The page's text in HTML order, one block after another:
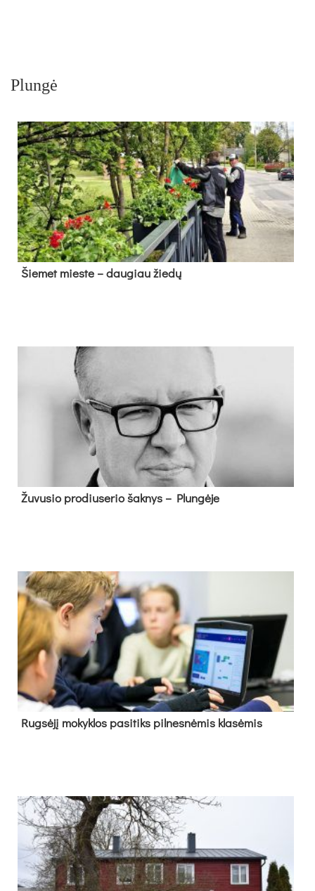
Plungė
Šie­met mies­te – dau­giau žie­dų
Žu­vu­sio pro­diu­se­rio šak­nys – Plun­gė­je
Rug­sė­jį mo­kyk­los pa­si­tiks pil­nes­nė­mis kla­sė­mis